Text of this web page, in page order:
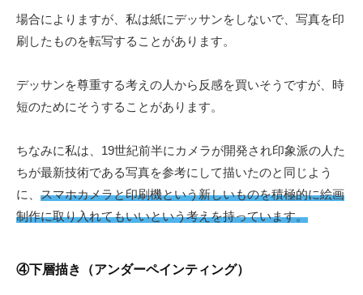
場合によりますが、私は紙にデッサンをしないで、写真を印
刷したものを転写することがあります。
デッサンを尊重する考えの人から反感を買いそうですが、時
短のためにそうすることがあります。
ちなみに私は、19世紀前半にカメラが開発され印象派の人た
ちが最新技術である写真を参考にして描いたのと同じよう
に、 スマホカメラと印刷機という新しいものを積極的に絵画
制作に取り入れてもいいという考えを持っています。
④下層描き（アンダーペインティング）